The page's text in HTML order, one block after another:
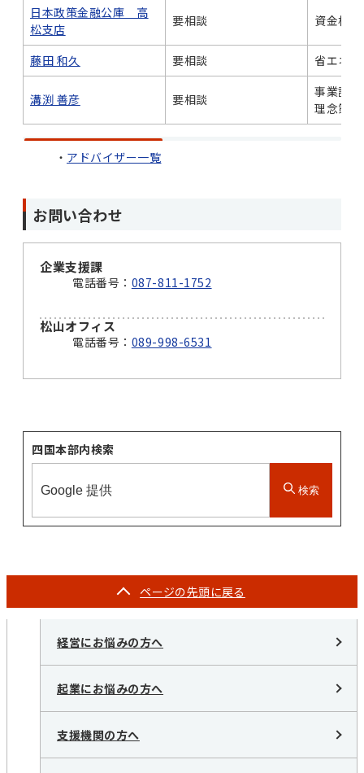
日本政策金融公庫 高
松支店
要相談 資金相
藤田 和久 要相談 省エネ
溝渕 善彦 要相談
事業計
理念策
アドバイザー一覧
お問い合わせ
企業支援課
電話番号： 087-811-1752
松山オフィス
電話番号： 089-998-6531
四国本部内検索
検索
ページの先頭に戻る
経営にお悩みの方へ
起業にお悩みの方へ
支援機関の方へ